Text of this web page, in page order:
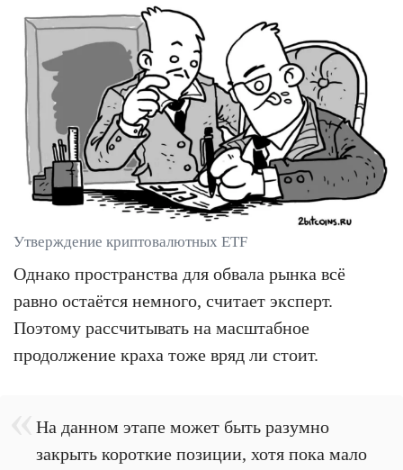
Утверждение криптовалютных ETF
Однако пространства для обвала рынка всё
равно остаётся немного, считает эксперт.
Поэтому рассчитывать на масштабное
продолжение краха тоже вряд ли стоит.
На данном этапе может быть разумно
закрыть короткие позиции, хотя пока мало